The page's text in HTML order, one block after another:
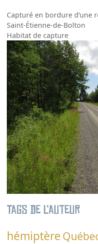
Capturé en bordure d’une
Saint-Étienne-de-Bolton
Habitat de capture
Tags de l’auteur
hémiptère